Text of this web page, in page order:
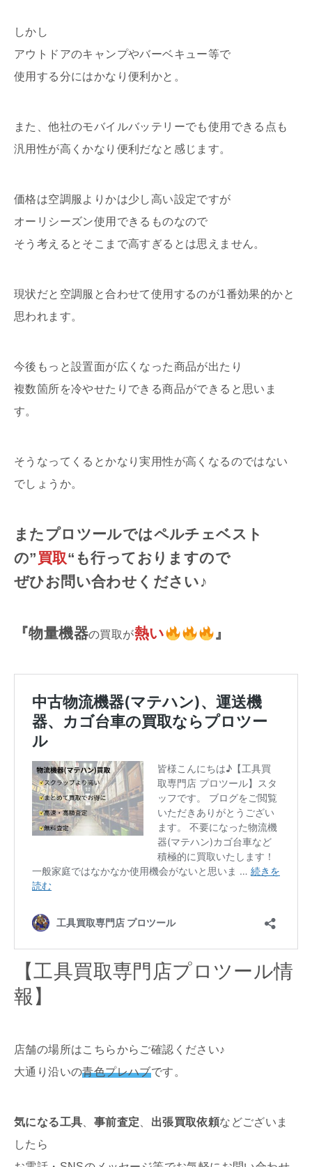
しかし
アウトドアのキャンプやバーベキュー等で
使用する分にはかなり便利かと。
また、他社のモバイルバッテリーでも使用できる点も
汎用性が高くかなり便利だなと感じます。
価格は空調服よりかは少し高い設定ですが
オーリシーズン使用できるものなので
そう考えるとそこまで高すぎるとは思えません。
現状だと空調服と合わせて使用するのが1番効果的かと
思われます。
今後もっと設置面が広くなった商品が出たり
複数箇所を冷やせたりできる商品ができると思いま
す。
そうなってくるとかなり実用性が高くなるのではない
でしょうか。
またプロツールではペルチェベスト
の” 買取“も行っておりますので
ぜひお問い合わせください♪
『物量機器の買取が熱い 』
【工具買取専門店プロツール情
報】
店舗の場所はこちらからご確認ください♪
大通り沿いの青色プレハブです。
気になる工具、 事前査定、 出張買取依頼などございま
したら